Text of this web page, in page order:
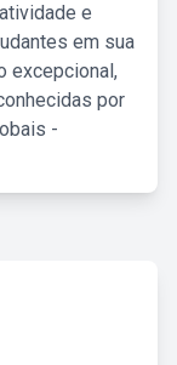
e
em sua
excepcional,
por
-